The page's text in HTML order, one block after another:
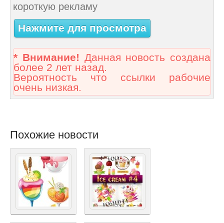
короткую рекламу
Нажмите для просмотра
* Внимание! Данная новость создана
более 2 лет назад.
Вероятность что ссылки рабочие
очень низкая.
Похожие новости